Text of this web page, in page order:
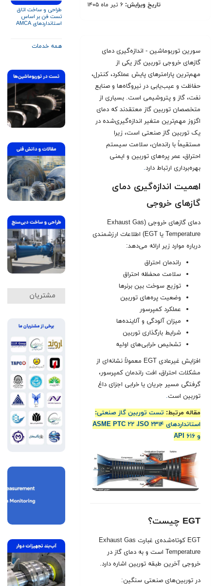
تاریخ ویرایش: ۶ تیر ماه ۱۴۰۵
سورین توربوماشین - اندازه‌گیری دمای
گازهای خروجی توربین گاز یکی از
مهم‌ترین پارامترهای پایش عملکرد، کنترل،
حفاظت و عیب‌یابی در نیروگاه‌ها و صنایع
نفت، گاز و پتروشیمی است. بسیاری از
متخصصان توربین گاز معتقدند که دمای
اگزوز مهم‌ترین متغیر اندازه‌گیری‌شده در
یک توربین گاز صنعتی است، زیرا
مستقیماً با راندمان، سلامت سیستم
احتراق، عمر پره‌های توربین و ایمنی
بهره‌برداری ارتباط دارد.
اهمیت اندازه‌گیری دمای
گازهای خروجی
دمای گازهای خروجی (Exhaust Gas
Temperature یا EGT) اطلاعات ارزشمندی
درباره موارد زیر ارائه می‌دهد:
راندمان احتراق
سلامت محفظه احتراق
توزیع سوخت بین برنرها
وضعیت پره‌های توربین
عملکرد کمپرسور
میزان آلودگی و آلاینده‌ها
شرایط بارگذاری توربین
تشخیص خرابی‌های اولیه
افزایش غیرعادی EGT معمولاً نشانه‌ای از
مشکلات احتراق، افت راندمان کمپرسور،
گرفتگی مسیر جریان یا خرابی اجزای داغ
توربین است.
مقاله مرتبط: تست توربین گاز صنعتی:
استانداردهای ASME PTC ۲۲ ،ISO ۲۳۱۴
و API ۶۱۶
EGT چیست؟
EGT کوتاه‌شده‌ی غبارت Exhaust Gas
Temperature است و به دمای گاز در
خروجی آخرین طبقه توربین اشاره دارد.
در توربین‌های صنعتی سنگین:
طراحی و ساخت اتاق
تست فن بر اساس
استانداردهای AMCA
همه خدمات
مشتریان